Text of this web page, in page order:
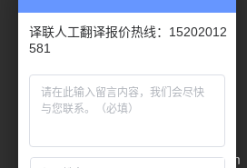
联系我们
客户服务
400电话：400-178-1661
Email：fanyi@translian.com
译联人工翻译报价热线：15202012
581